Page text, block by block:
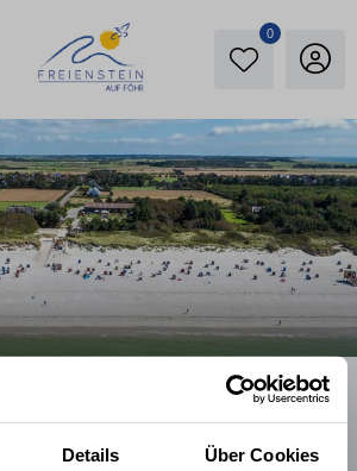
Details Über Cookies
0